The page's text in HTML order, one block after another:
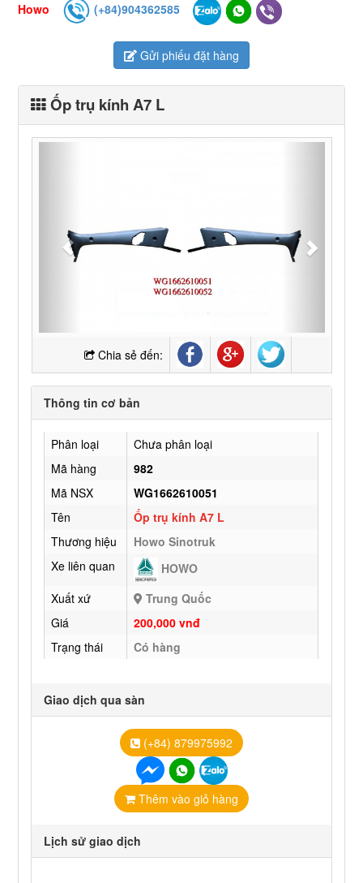
Howo
(+84)904362585
Gửi phiếu đặt hàng
Ốp trụ kính A7 L
Chia sẻ đến:
Thông tin cơ bản
Phân loại
Chưa phân loại
Mã hàng
982
Mã NSX
WG1662610051
Tên
Ốp trụ kính A7 L
Thương hiệu
Howo Sinotruk
Xe liên quan
HOWO
Xuất xứ
Trung Quốc
Giá
200,000 vnđ
Trạng thái
Có hàng
Giao dịch qua sàn
(+84) 879975992
Thêm vào giỏ hàng
Lịch sử giao dịch